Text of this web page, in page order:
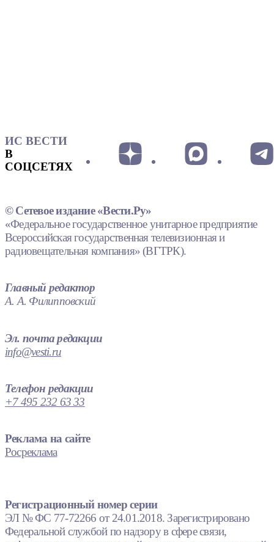
ИС ВЕСТИ
В
СОЦСЕТЯХ
© Сетевое издание «Вести.Ру»
«Федеральное государственное унитарное предприятие
Всероссийская государственная телевизионная и
радиовещательная компания» (ВГТРК).
Главный редактор
А. А. Филипповский
Эл. почта редакции
info@vesti.ru
Телефон редакции
+7 495 232 63 33
Реклама на сайте
Росреклама
Регистрационный номер серии
ЭЛ № ФС 77-72266 от 24.01.2018. Зарегистрировано
Федеральной службой по надзору в сфере связи,